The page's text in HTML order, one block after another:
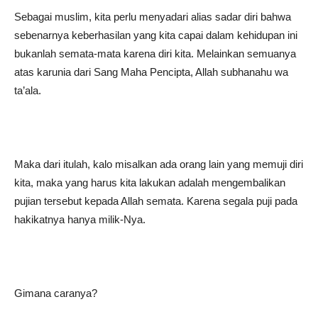
Sebagai muslim, kita perlu menyadari alias sadar diri bahwa
sebenarnya keberhasilan yang kita capai dalam kehidupan ini
bukanlah semata-mata karena diri kita. Melainkan semuanya
atas karunia dari Sang Maha Pencipta, Allah subhanahu wa
ta’ala.
Maka dari itulah, kalo misalkan ada orang lain yang memuji diri
kita, maka yang harus kita lakukan adalah mengembalikan
pujian tersebut kepada Allah semata. Karena segala puji pada
hakikatnya hanya milik-Nya.
Gimana caranya?